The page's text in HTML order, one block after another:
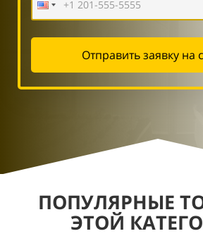
Отправить заявку на
ПОПУЛЯРНЫЕ
ЭТОЙ